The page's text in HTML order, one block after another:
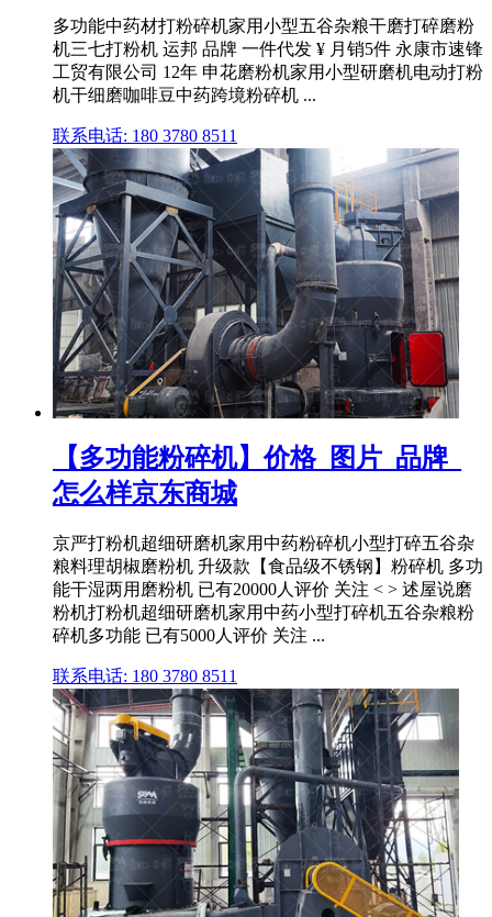
多功能中药材打粉碎机家用小型五谷杂粮干磨打碎磨粉
机三七打粉机 运邦 品牌 一件代发 ¥ 月销5件 永康市速锋
工贸有限公司 12年 申花磨粉机家用小型研磨机电动打粉
机干细磨咖啡豆中药跨境粉碎机 ...
联系电话: 180 3780 8511
【多功能粉碎机】价格_图片_品牌_
怎么样京东商城
京严打粉机超细研磨机家用中药粉碎机小型打碎五谷杂
粮料理胡椒磨粉机 升级款【食品级不锈钢】粉碎机 多功
能干湿两用磨粉机 已有20000人评价 关注 < > 述屋说磨
粉机打粉机超细研磨机家用中药小型打碎机五谷杂粮粉
碎机多功能 已有5000人评价 关注 ...
联系电话: 180 3780 8511